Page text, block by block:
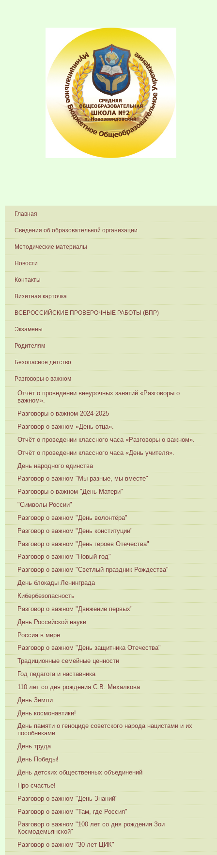
Главная
Сведения об образовательной организации
Методические материалы
Новости
Контакты
Визитная карточка
ВСЕРОССИЙСКИЕ ПРОВЕРОЧНЫЕ РАБОТЫ (ВПР)
Экзамены
Родителям
Безопасное детство
Разговоры о важном
Отчёт о проведении внеурочных занятий «Разговоры о
важном».
Разговоры о важном 2024-2025
Разговор о важном «День отца».
Отчёт о проведении классного часа «Разговоры о важном».
Отчёт о проведении классного часа «День учителя».
День народного единства
Разговор о важном "Мы разные, мы вместе"
Разговоры о важном "День Матери"
"Символы России"
Разговор о важном "День волонтёра"
Разговор о важном "День конституции"
Разговор о важном "День героев Отечества"
Разговор о важном "Новый год"
Разговор о важном "Светлый праздник Рождества"
День блокады Ленинграда
Кибербезопасность
Разговор о важном "Движение первых"
День Российской науки
Россия в мире
Разговор о важном "День защитника Отечества"
Традиционные семейные ценности
Год педагога и наставника
110 лет со дня рождения С.В. Михалкова
День Земли
День космонавтики!
День памяти о геноциде советского народа нацистами и их
пособниками
День труда
День Победы!
День детских общественных объединений
Про счастье!
Разговор о важном "День Знаний"
Разговор о важном "Там, где Россия"
Разговор о важном "100 лет со дня рождения Зои
Космодемьянской"
Разговор о важном "30 лет ЦИК"